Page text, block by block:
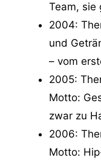
Team, sie
2004:
und
– vom
2005:
Motto:
zwar zu
2006:
Motto: